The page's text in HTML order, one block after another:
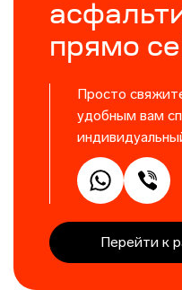
прямо
Просто
удобным вам
Перейти к